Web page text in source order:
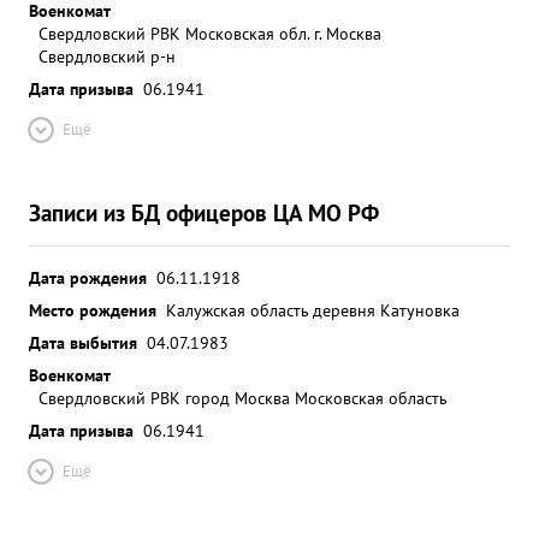
подразд средств, шений за успешный б-она 1
приданных исход боя, личный и под держи
героизм вающих и отвагу тов. его фонов достоин
присюдение звания Герой и Советского Союза:
Дострин проявления звания сероя совет ского
Военкомат
Свердловский РВК Московская обл. г. Москва
Свердловский р-н
Дата призыва 06.1941
Ещё
Записи из БД офицеров ЦА МО РФ
Дата рождения 06.11.1918
Место рождения Калужская область деревня Катуновка
Дата выбытия 04.07.1983
Военкомат
Свердловский РВК город Москва Московская область
Дата призыва 06.1941
Ещё